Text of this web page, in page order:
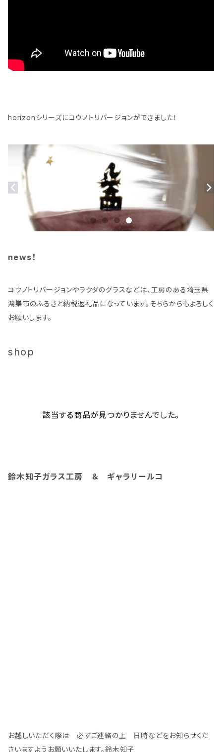
horizonシリーズにコウノトリバージョンができました！
news！
コウノトリバージョンやラクダのグラスなどは、工房のある埼玉県
鴻巣市のふるさと納税返礼品になっています。そちらからもよろしく
お願いします。
shop
該当する商品が見つかりませんでした。
鈴木知子ガラス工房 ＆ ギャラリールコ
お越しいただく際は 必ずご連絡の上 日時などをお知らせくだ
さいますようお願いいたします。鈴木知子